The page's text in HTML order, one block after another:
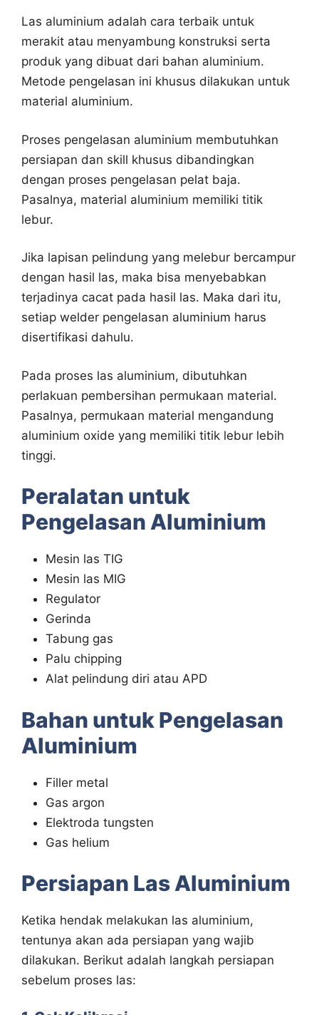
Las aluminium adalah cara terbaik untuk
merakit atau menyambung konstruksi serta
produk yang dibuat dari bahan aluminium.
Metode pengelasan ini khusus dilakukan untuk
material aluminium.
Proses pengelasan aluminium membutuhkan
persiapan dan skill khusus dibandingkan
dengan proses pengelasan pelat baja.
Pasalnya, material aluminium memiliki titik
lebur.
Jika lapisan pelindung yang melebur bercampur
dengan hasil las, maka bisa menyebabkan
terjadinya cacat pada hasil las. Maka dari itu,
setiap welder pengelasan aluminium harus
disertifikasi dahulu.
Pada proses las aluminium, dibutuhkan
perlakuan pembersihan permukaan material.
Pasalnya, permukaan material mengandung
aluminium oxide yang memiliki titik lebur lebih
tinggi.
Peralatan untuk
Pengelasan Aluminium
Mesin las TIG
Mesin las MIG
Regulator
Gerinda
Tabung gas
Palu chipping
Alat pelindung diri atau APD
Bahan untuk Pengelasan
Aluminium
Filler metal
Gas argon
Elektroda tungsten
Gas helium
Persiapan Las Aluminium
Ketika hendak melakukan las aluminium,
tentunya akan ada persiapan yang wajib
dilakukan. Berikut adalah langkah persiapan
sebelum proses las: